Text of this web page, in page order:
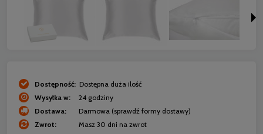
Dostępność: Dostępna duża ilość
Wysyłka w:
24 godziny
Dostawa:
Darmowa (sprawdź formy dostawy)
Zwrot:
Masz 30 dni na zwrot